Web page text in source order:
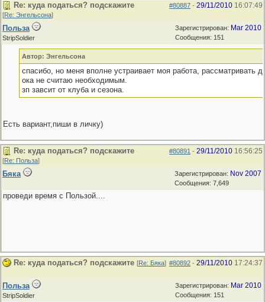
#80887 - 29/11/2010 16:07:49
Re: куда податься? подскажите
[Re: Энгельсона]
Зарегистрирован: Mar 2010
Сообщения: 151
Польза
StripSoldier
Автор: Энгельсона
спасибо, но меня вполне устраивает моя работа, рассматривать
ока не считаю необходимым.
зп завсит от клуба и сезона.
Есть вариант,пиши в личку)
#80891 - 29/11/2010 16:56:25
Re: куда податься? подскажите
[Re: Польза]
Зарегистрирован: Nov 2007
Сообщения: 7,649
Бяка
проведи время с Пользой....
#80892 - 29/11/2010 17:24:37
Re: куда податься? подскажите [Re: Бяка]
Зарегистрирован: Mar 2010
Сообщения: 151
Польза
StripSoldier